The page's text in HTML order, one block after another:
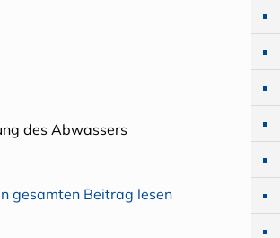
des Abwassers
gesamten Beitrag lesen